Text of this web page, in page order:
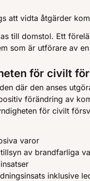
att vidta åtgärder
till domstol. Ett
som är utförare av
för civilt
där den anses
förändring av
för civilt
varor
av brandfarliga
inklusive